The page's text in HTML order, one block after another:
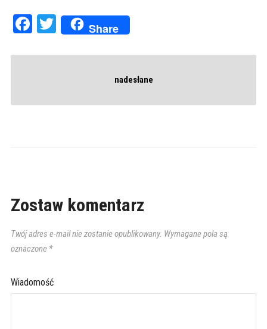
Facebook
Twitter
Share
nadesłane
Zostaw komentarz
Twój adres e-mail nie zostanie opublikowany. Wymagane pola są
oznaczone *
Wiadomość